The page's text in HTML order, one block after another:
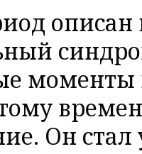
описан
моменты
Он